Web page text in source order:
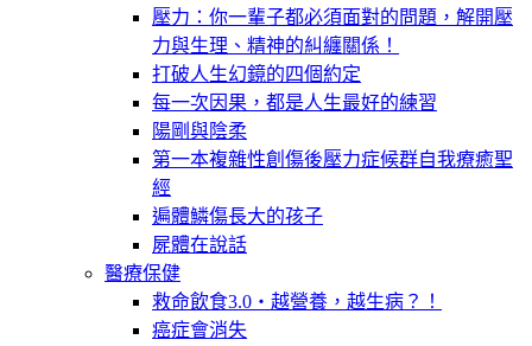
壓力：你一輩子都必須面對的問題，解開壓
力與生理、精神的糾纏關係！
打破人生幻鏡的四個約定
每一次因果，都是人生最好的練習
陽剛與陰柔
第一本複雜性創傷後壓力症候群自我療癒聖
經
遍體鱗傷長大的孩子
屍體在說話
醫療保健
救命飲食3.0‧越營養，越生病？！
癌症會消失